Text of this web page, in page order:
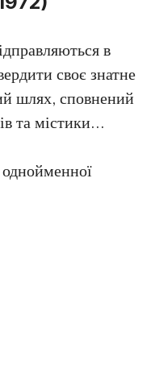
в
своє знатне
шлях, сповнений
та містики…